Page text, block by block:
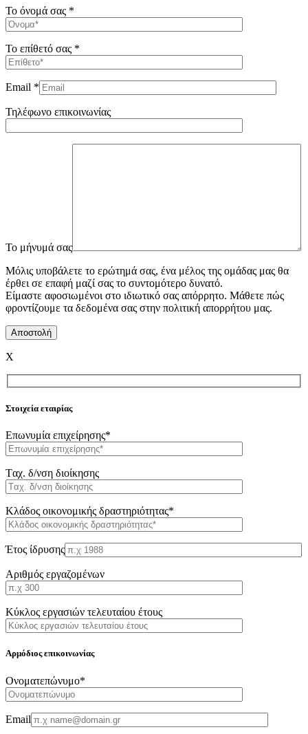
Το όνομά σας *
Το επίθετό σας *
Email *
Τηλέφωνο επικοινωνίας
To μήνυμά σας
Μόλις υποβάλετε το ερώτημά σας, ένα μέλος της ομάδας μας θα
έρθει σε επαφή μαζί σας το συντομότερο δυνατό.
Είμαστε αφοσιωμένοι στο ιδιωτικό σας απόρρητο. Μάθετε πώς
φροντίζουμε τα δεδομένα σας στην πολιτική απορρήτου μας.
X
Στοιχεία εταιρίας
Επωνυμία επιχείρησης*
Tαχ. δ/νση διοίκησης
Κλάδος οικονομικής δραστηριότητας*
Έτος ίδρυσης
Αριθμός εργαζομένων
Κύκλος εργασιών τελευταίου έτους
Αρμόδιος επικοινωνίας
Oνοματεπώνυμο*
Email